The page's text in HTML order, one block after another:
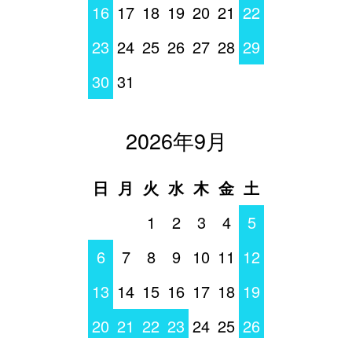
16 17 18 19 20 21 22
23 24 25 26 27 28 29
30 31
2026年9月
日 月 火 水 木 金 土
1
2 3 4
5
6
7 8 9 10 11 12
13 14 15 16 17 18 19
20 21 22 23 24 25 26